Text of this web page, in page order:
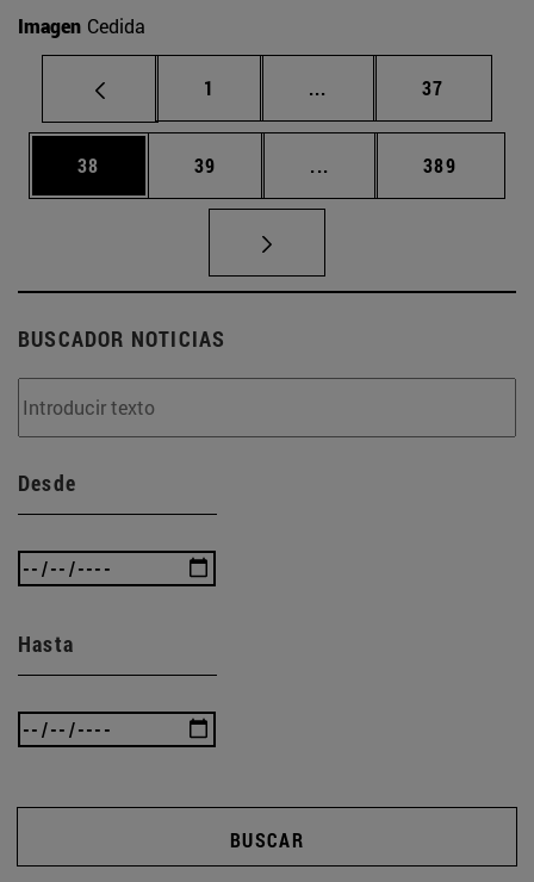
Imagen Cedida
Página
1 ... Páginas intermedias
Página
37
Página
38 Página
39 ... Páginas intermedias
Página
389
BUSCADOR NOTICIAS
Desde
Hasta
BUSCAR